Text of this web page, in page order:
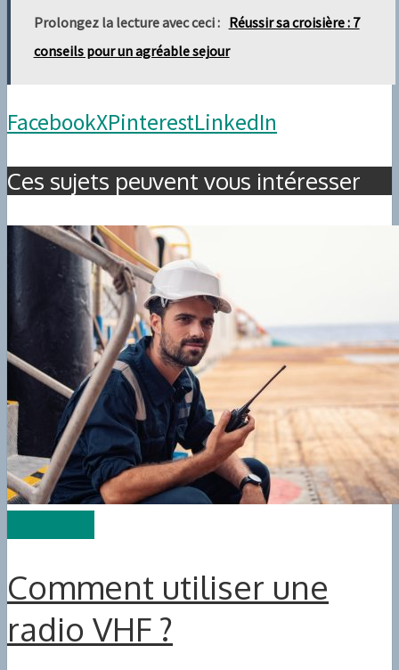
Prolongez la lecture avec ceci : Réussir sa croisière : 7
conseils pour un agréable sejour
FacebookXPinterestLinkedIn
Ces sujets peuvent vous intéresser
Comment utiliser une
radio VHF ?